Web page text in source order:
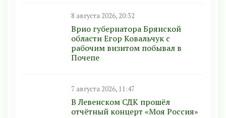
8 августа 2026, 20:32
Врио губернатора Брянской
области Егор Ковальчук с
рабочим визитом побывал в
Почепе
7 августа 2026, 11:47
В Левенском СДК прошёл
отчётный концерт «Моя Россия»